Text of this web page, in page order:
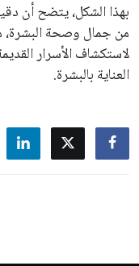
بهذا الشكل، يتضح أن
من جمال وصحة البشرة،
لاستكشاف الأسرار
العناية بالبشرة.